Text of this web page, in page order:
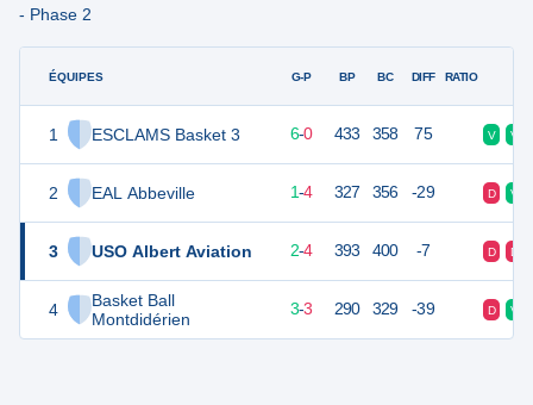
- Phase 2
ÉQUIPES
1 ESCLAMS Basket 3
2 EAL Abbeville
3 USO Albert Aviation
4
Basket Ball
Montdidérien
G-P BP BC DIFF RATIO
32 6-0 433 358 75 V V
1-4 327 356 -29 D V
25 2-4 393 400 -7 D D
3-3 290 329 -39 D V